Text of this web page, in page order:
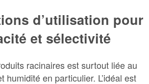
d’utilisation pour
et sélectivité
racinaires est surtout liée au
humidité en particulier. L’idéal est